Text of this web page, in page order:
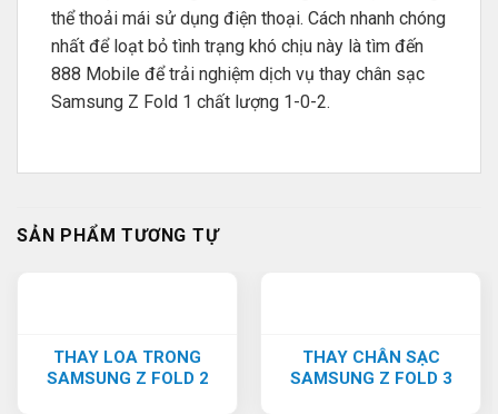
thể thoải mái sử dụng điện thoại. Cách nhanh chóng
nhất để loạt bỏ tình trạng khó chịu này là tìm đến
888 Mobile để trải nghiệm dịch vụ thay chân sạc
Samsung Z Fold 1 chất lượng 1-0-2.
SẢN PHẨM TƯƠNG TỰ
THAY LOA TRONG
SAMSUNG Z FOLD 2
THAY CHÂN SẠC
SAMSUNG Z FOLD 3